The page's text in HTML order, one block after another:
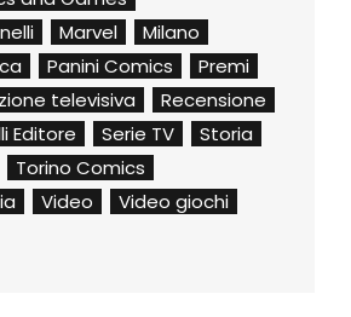
Marvel
Milano
Panini Comics
Premi
televisiva
Recensione
Editore
Serie TV
Storia
Torino Comics
Video
Video giochi